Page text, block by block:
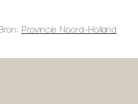
Provincie Noord-Holland